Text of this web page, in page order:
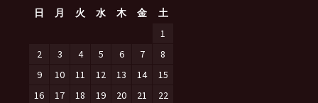
日
月 火 水 木 金
土
1
2
3 4 5 6 7
8
9
10 11 12 13 14
15
16
17 18 19 20 21
22